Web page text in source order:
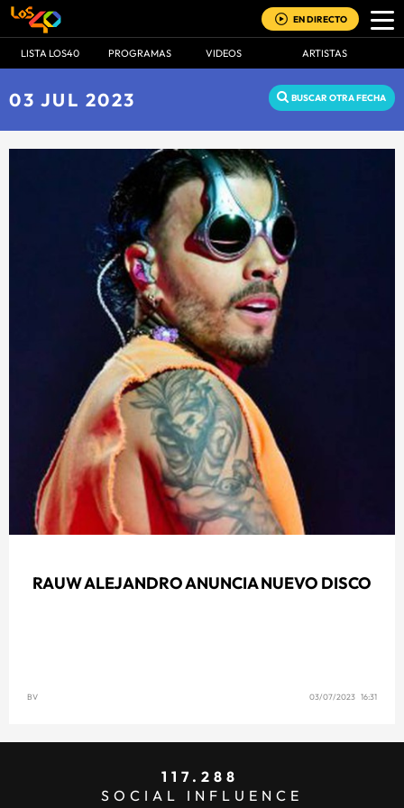
EN DIRECTO
LISTA LOS40 PROGRAMAS VIDEOS ARTISTAS
03 JUL 2023 BUSCAR OTRA FECHA
RAUW ALEJANDRO ANUNCIA NUEVO DISCO
BV 03/07/2023 16:31
117.288
SOCIAL INFLUENCE